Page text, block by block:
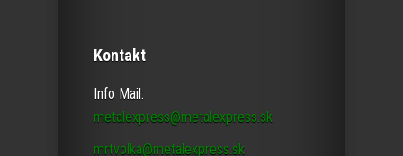
Kontakt
Info Mail:
metalexpress@metalexpress.sk
mrtvolka@metalexpress.sk